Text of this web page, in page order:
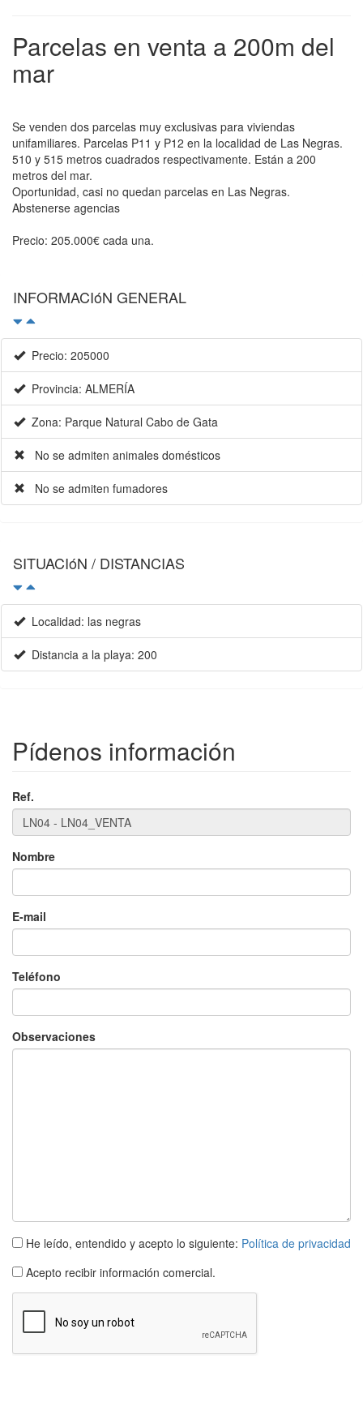
Parcelas en venta a 200m del
mar
Se venden dos parcelas muy exclusivas para viviendas
unifamiliares. Parcelas P11 y P12 en la localidad de Las Negras.
510 y 515 metros cuadrados respectivamente. Están a 200
metros del mar.
Oportunidad, casi no quedan parcelas en Las Negras.
Abstenerse agencias
Precio: 205.000€ cada una.
INFORMACIóN GENERAL
Precio: 205000
Provincia: ALMERÍA
Zona: Parque Natural Cabo de Gata
No se admiten animales domésticos
No se admiten fumadores
SITUACIóN / DISTANCIAS
Localidad: las negras
Distancia a la playa: 200
Pídenos información
Ref.
Nombre
E-mail
Teléfono
Observaciones
He leído, entendido y acepto lo siguiente: Política de privacidad
Acepto recibir información comercial.